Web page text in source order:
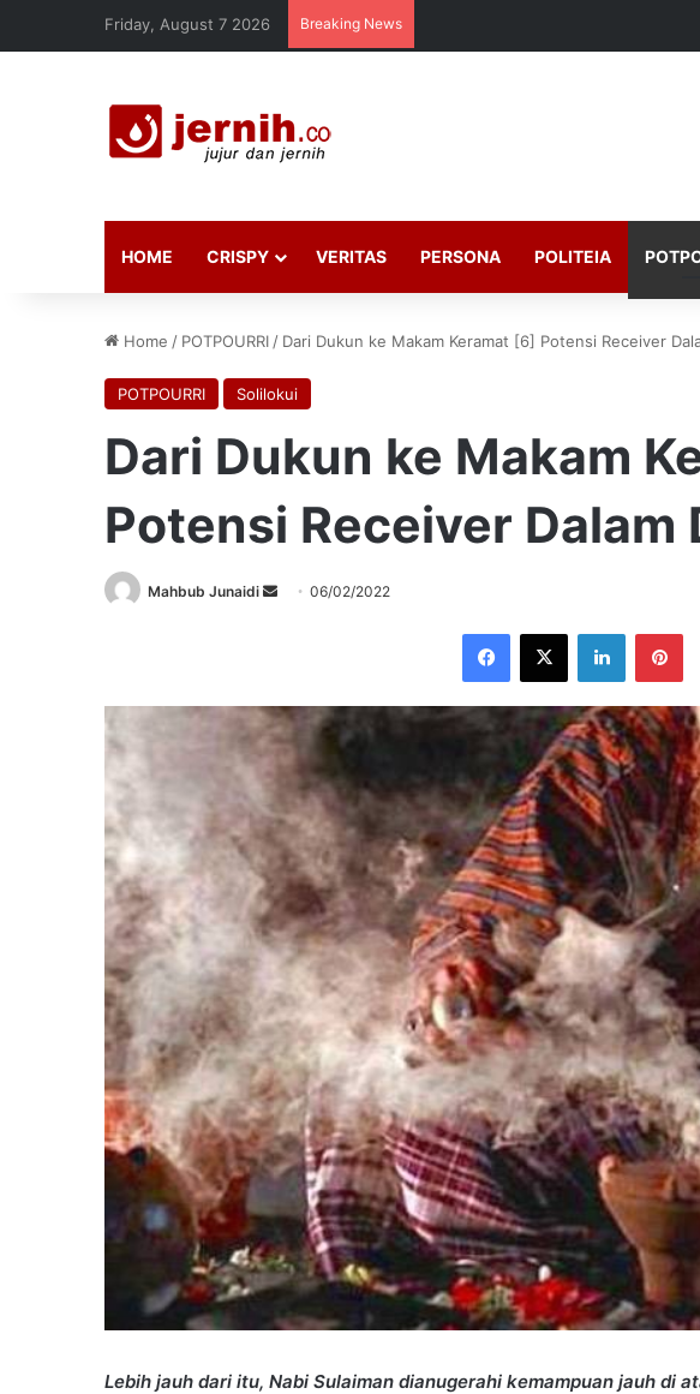
Friday, August 7 2026 Breaking News
HOME CRISPY VERITAS PERSONA POLITEIA
Home / POTPOURRI / Dari Dukun ke Makam Keramat [6] Potensi Receiver
POTPOURRI Solilokui
Dari Dukun ke Makam
Potensi Receiver Dalam
Mahbub Junaidi
Send06/02/2022
Facebook
X LinkedIn
Lebih jauh dari itu, Nabi Sulaiman dianugerahi kemampuan jauh di